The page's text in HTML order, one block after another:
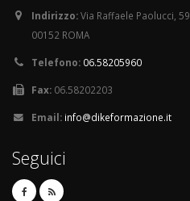
Indirizzo:Via Raffaele Paolucci, 59
00152 ROMA
Telefono: 06.58205960
Fax: 06.58202203
Email: info@dikeformazione.it
Seguici